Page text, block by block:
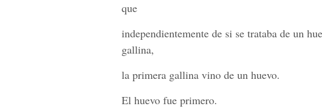
que
independientemente de si se trataba de un
gallina,
la primera gallina vino de un huevo.
El huevo fue primero.